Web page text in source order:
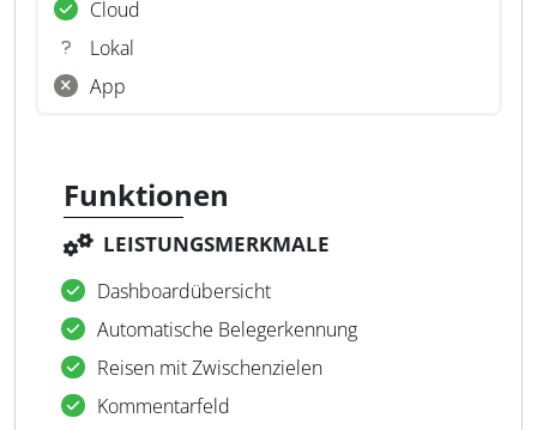
Cloud
Lokal
App
Funktionen
LEISTUNGSMERKMALE
Dashboardübersicht
Automatische Belegerkennung
Reisen mit Zwischenzielen
Kommentarfeld